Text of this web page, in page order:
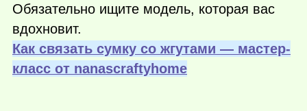
Обязательно ищите модель, которая вас
вдохновит.
Как связать сумку со жгутами — мастер-
класс от nanascraftyhome